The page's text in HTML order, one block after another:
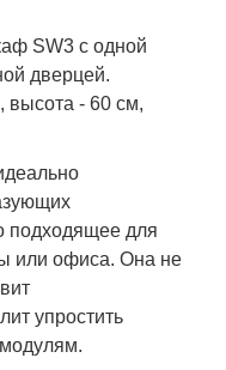
SW3 с одной
дверцей.
высота - 60 см,
подходящее для
или офиса. Она не
упростить